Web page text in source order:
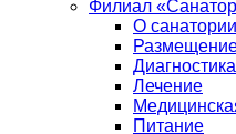
Филиал
О санатории
Диагностика
Лечение
Питание